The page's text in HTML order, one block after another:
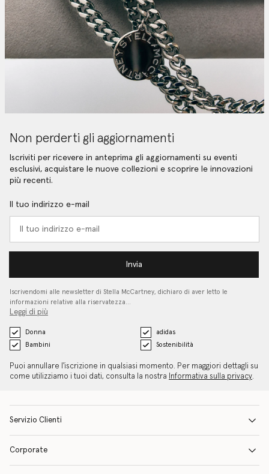
Non perderti gli aggiornamenti
Iscriviti per ricevere in anteprima gli aggiornamenti su eventi
esclusivi, acquistare le nuove collezioni e scoprire le innovazioni
più recenti.
Il tuo indirizzo e-mail
Invia
Iscrivendomi alle newsletter di Stella McCartney, dichiaro di aver letto le
informazioni relative alla riservatezza…
Leggi di più
Donna
adidas
Bambini
Sostenibilità
Puoi annullare l'iscrizione in qualsiasi momento. Per maggiori dettagli su
come utilizziamo i tuoi dati, consulta la nostra
Informativa sulla privacy.
Servizio Clienti
Corporate